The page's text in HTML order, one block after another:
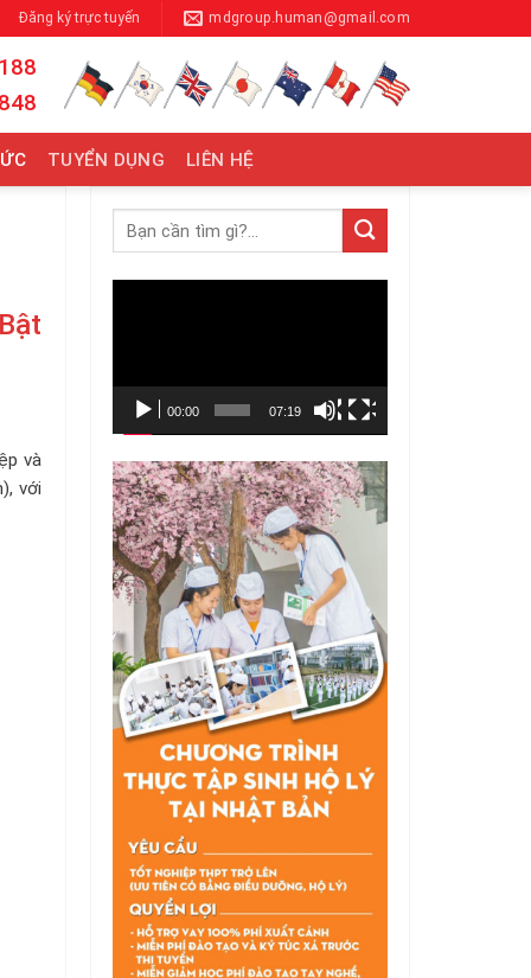
Đăng ký trực tuyến mdgroup.human@gmail.com
TUYỂN DỤNG LIÊN HỆ
và
với
00:00 07:19